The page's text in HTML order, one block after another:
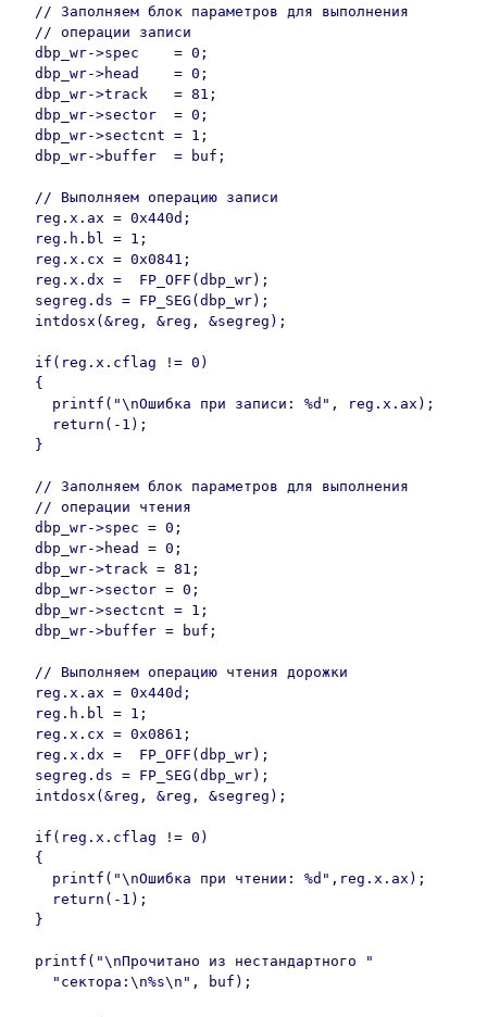
  // Заполняем блок параметров для выполнения
  // операции записи
  dbp_wr->spec    = 0;
  dbp_wr->head    = 0;
  dbp_wr->track   = 81;
  dbp_wr->sector  = 0;
  dbp_wr->sectcnt = 1;
  dbp_wr->buffer  = buf;
  // Выполняем операцию записи
  reg.x.ax = 0x440d;
  reg.h.bl = 1;
  reg.x.cx = 0x0841;
  reg.x.dx =  FP_OFF(dbp_wr);
  segreg.ds = FP_SEG(dbp_wr);
  intdosx(&reg, &reg, &segreg);
  if(reg.x.cflag != 0)
  {
    printf("\nОшибка при записи: %d", reg.x.ax);
    return(-1);
  }
  // Заполняем блок параметров для выполнения
  // операции чтения
  dbp_wr->spec = 0;
  dbp_wr->head = 0;
  dbp_wr->track = 81;
  dbp_wr->sector = 0;
  dbp_wr->sectcnt = 1;
  dbp_wr->buffer = buf;
  // Выполняем операцию чтения дорожки
  reg.x.ax = 0x440d;
  reg.h.bl = 1;
  reg.x.cx = 0x0861;
  reg.x.dx =  FP_OFF(dbp_wr);
  segreg.ds = FP_SEG(dbp_wr);
  intdosx(&reg, &reg, &segreg);
  if(reg.x.cflag != 0)
  {
    printf("\nОшибка при чтении: %d",reg.x.ax);
    return(-1);
  }
  printf("\nПрочитано из нестандартного "
    "сектора:\n%s\n", buf);